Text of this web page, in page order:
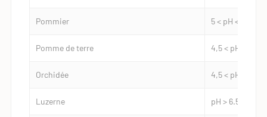
Pommier 5 < pH < 6,5
Pomme de terre 4,5 < pH < 6
Orchidée 4,5 < pH < 5,5
Luzerne pH > 6.5